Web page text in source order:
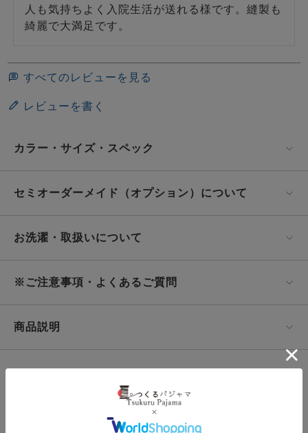
人も気持ちよく入院生活が送れる様です。縫製も
綺麗で大満足です。
すべてのレビューを見る
レビューを書く
カラー・サイズ・スペック
セミオーダーメイド（オプション）について
お洗濯・取扱いについて
※ご注意事項・よくあるご質問
商品説明
サンプル生地をとりよせる